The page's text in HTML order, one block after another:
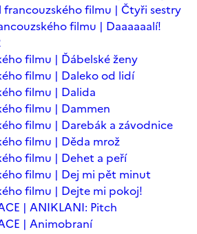
francouzského filmu | Čtyři sestry
filmu | Daaaaaalí!
filmu | Ďábelské ženy
filmu | Daleko od lidí
filmu | Dalida
filmu | Dammen
filmu | Darebák a závodnice
filmu | Děda mrož
filmu | Dehet a peří
filmu | Dej mi pět minut
filmu | Dejte mi pokoj!
| ANIKLANI: Pitch
| Animobraní